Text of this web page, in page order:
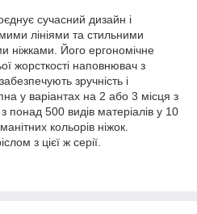
сучасний дизайн і
лініями та стильними
ніжками. Його ергономічне
жорсткості наповнювач з
зручність і
у варіантах на 2 або 3 місця з
понад 500 видів матеріалів у 10
кольорів ніжок.
з цієї ж серії.